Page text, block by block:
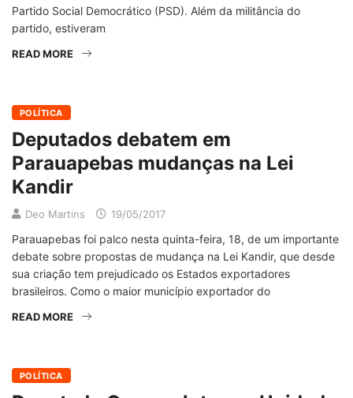
Partido Social Democrático (PSD). Além da militância do
partido, estiveram
READ MORE
POLÍTICA
Deputados debatem em
Parauapebas mudanças na Lei
Kandir
Deo Martins 19/05/2017
Parauapebas foi palco nesta quinta-feira, 18, de um importante
debate sobre propostas de mudança na Lei Kandir, que desde
sua criação tem prejudicado os Estados exportadores
brasileiros. Como o maior município exportador do
READ MORE
POLÍTICA